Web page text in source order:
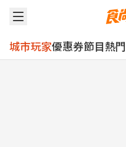
城市玩家優惠券節目熱門